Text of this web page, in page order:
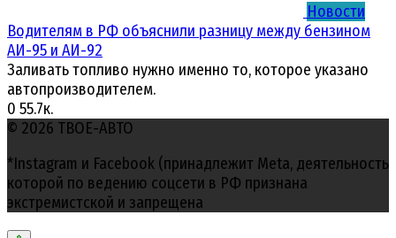
Новости
Водителям в РФ объяснили разницу между бензином
АИ-95 и АИ-92
Заливать топливо нужно именно то, которое указано
автопроизводителем.
0 55.7к.
© 2026 ТВОЕ-АВТО
*Instagram и Facebook (принадлежит Meta, деятельность
которой по ведению соцсети в РФ признана
экстремистской и запрещена